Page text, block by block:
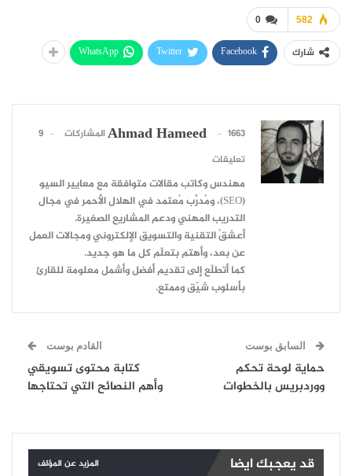
0 582
شارك Facebook
Twitter
WhatsApp
Ahmad Hameed 1663 المشاركات
9
تعليقات
مهندس وكاتب مقالات متوافقة مع معايير السيو
(SEO)، ومُدرِّب مُعتمد في الهلال الأحمر في مجال
التدريب المهني ودعم المشاريع الصغيرة.
أعشقُ التقنية والتسويق الإلكتروني ومجالات العمل
عن بعد، وأهتم بتعلّم كل ما هو جديد.
كما أتطلّع إلى تقديم أفضل وأشمل معلومة للقارئ
بأسلوب شيّق وممتع.
السابق بوست
حماية لوحة تحكم
ووردبريس بالخطوات
القادم بوست
كتابة محتوى تسويقي
وأهم النصائح التي تحتاجها
قد يعجبك ايضا المزيد عن المؤلف